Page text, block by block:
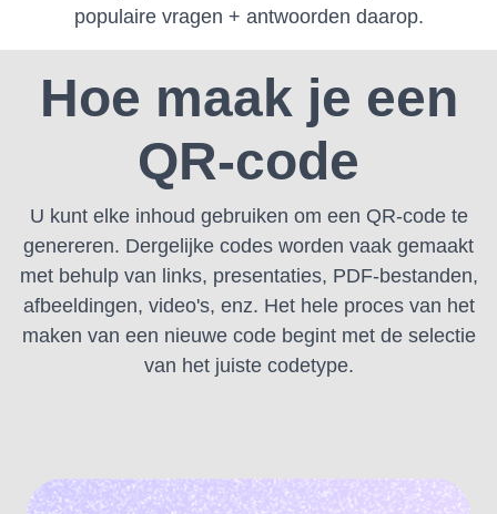
populaire vragen + antwoorden daarop.
Hoe maak je een
QR-code
U kunt elke inhoud gebruiken om een ​​QR-code te
genereren. Dergelijke codes worden vaak gemaakt
met behulp van links, presentaties, PDF-bestanden,
afbeeldingen, video's, enz. Het hele proces van het
maken van een nieuwe code begint met de selectie
van het juiste codetype.